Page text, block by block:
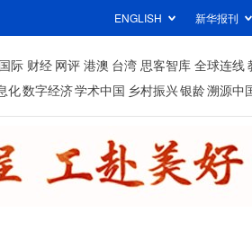
ENGLISH 新华报刊
国际 财经 网评 港澳 台湾 思客智库 全球连线
化数字经济学术中国 乡村振兴银龄溯源中